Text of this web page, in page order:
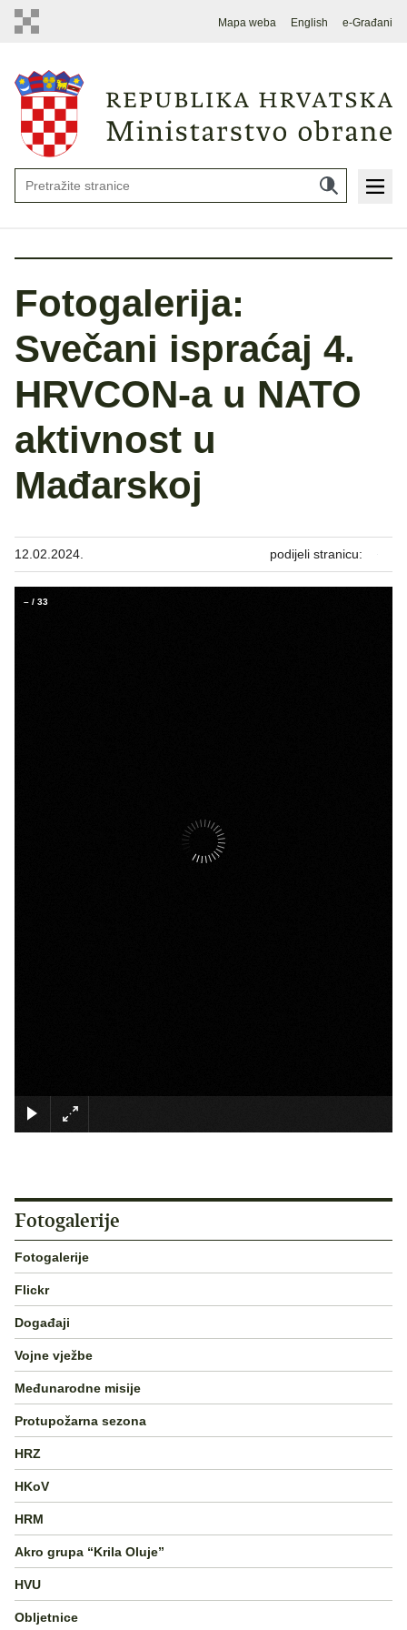
Mapa weba English e-Građani
Fotogalerija:
Svečani ispraćaj 4.
HRVCON-a u NATO
aktivnost u
Mađarskoj
12.02.2024. podijeli stranicu:
– / 33
Fotogalerije
Fotogalerije
Flickr
Događaji
Vojne vježbe
Međunarodne misije
Protupožarna sezona
HRZ
HKoV
HRM
Akro grupa “Krila Oluje”
HVU
Obljetnice